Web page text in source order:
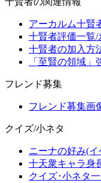
アーカルム十賢
十賢者評価一覧
十賢者の加入方
「至賢の領域」
フレンド募集
フレンド募集画
クイズ/小ネタ
ニーナの好み(
十天衆キャラ身
クイズ･小ネタ